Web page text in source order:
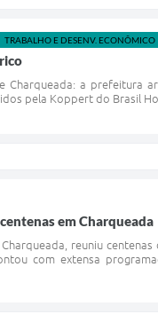
TRABALHO E DESENV. ECONÔMICO
a prefeitura
pela Koppert do Brasil
em Charqueada
reuniu
com extensa